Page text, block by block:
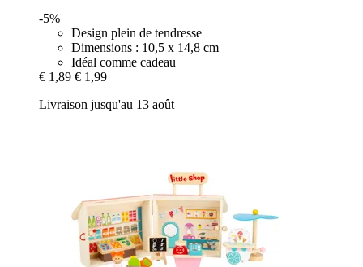
-5%
Design plein de tendresse
Dimensions : 10,5 x 14,8 cm
Idéal comme cadeau
€ 1,89 € 1,99
Livraison jusqu'au 13 août